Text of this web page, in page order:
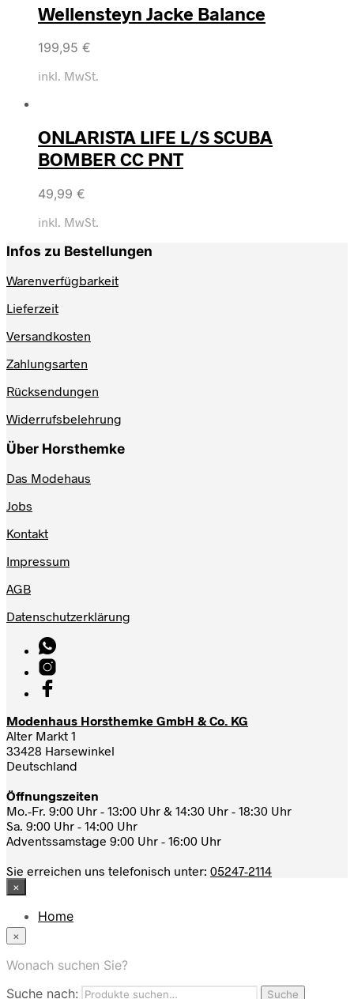
Wellensteyn Jacke Balance
199,95 €
inkl. MwSt.
ONLARISTA LIFE L/S SCUBA
BOMBER CC PNT
49,99 €
inkl. MwSt.
Infos zu Bestellungen
Warenverfügbarkeit
Lieferzeit
Versandkosten
Zahlungsarten
Rücksendungen
Widerrufsbelehrung
Über Horsthemke
Das Modehaus
Jobs
Kontakt
Impressum
AGB
Datenschutzerklärung
Modenhaus Horsthemke GmbH & Co. KG
Alter Markt 1
33428 Harsewinkel
Deutschland
Öffnungszeiten
Mo.-Fr. 9:00 Uhr - 13:00 Uhr & 14:30 Uhr - 18:30 Uhr
Sa. 9:00 Uhr - 14:00 Uhr
Adventssamstage 9:00 Uhr - 16:00 Uhr
Sie erreichen uns telefonisch unter: 05247-2114
×
Home
App
Nutzungbedingungen
×
Wonach suchen Sie?
Suche nach:
Suche